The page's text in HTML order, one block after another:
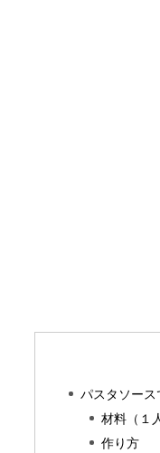
パスタソー
材料（１
作り方